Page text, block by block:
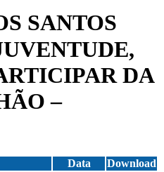
SANTOS
DA
–
Data
Download